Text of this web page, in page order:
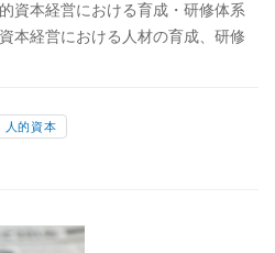
資本経営における育成・研修体系
本経営における人材の育成、研修
人的資本